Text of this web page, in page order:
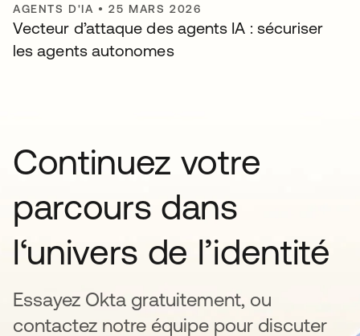
AGENTS D'IA •25 MARS 2026
Vecteur d’attaque des agents IA : sécuriser
les agents autonomes
Continuez votre
parcours dans
l‘univers de l’identité
Essayez Okta gratuitement, ou
contactez notre équipe pour discuter